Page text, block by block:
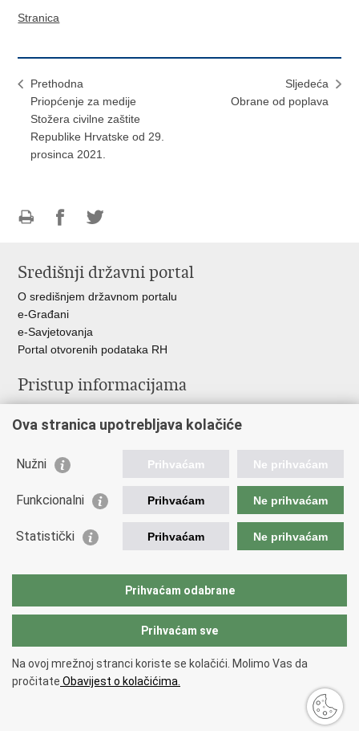
Stranica
Prethodna
Priopćenje za medije
Stožera civilne zaštite
Republike Hrvatske od 29.
prosinca 2021.
Sljedeća
Obrane od poplava
FacebookuTwitteru
Središnji državni portal
O središnjem državnom portalu
e-Građani
e-Savjetovanja
Portal otvorenih podataka RH
Pristup informacijama
Savjetovanje
Zapošljavanje
Odnosi s javnošću
Važne poveznice
Ministarstvo unutarnjih poslova
Copyright © 2026 Ravnateljstvo civilne zaštite.
pristupačnosti.
Ova stranica upotrebljava kolačiće
Nužni Prihvaćam Ne prihvaćam
Funkcionalni Prihvaćam Ne prihvaćam
Statistički Prihvaćam Ne prihvaćam
Prihvaćam odabrane
Prihvaćam sve
Na ovoj mrežnoj stranci koriste se kolačići. Molimo Vas da
pročitate Obavijest o kolačićima.